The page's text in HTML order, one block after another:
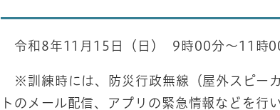
令和8年11月15日（日） 9時00分～11時
※訓練時には、防災行政無線（屋外スピー
トのメール配信、アプリの緊急情報などを行い